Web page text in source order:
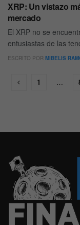
XRP: Un vistazo
mercado
El XRP no se
entusiastas de las
ESCRITO POR MIBELIS
1 …